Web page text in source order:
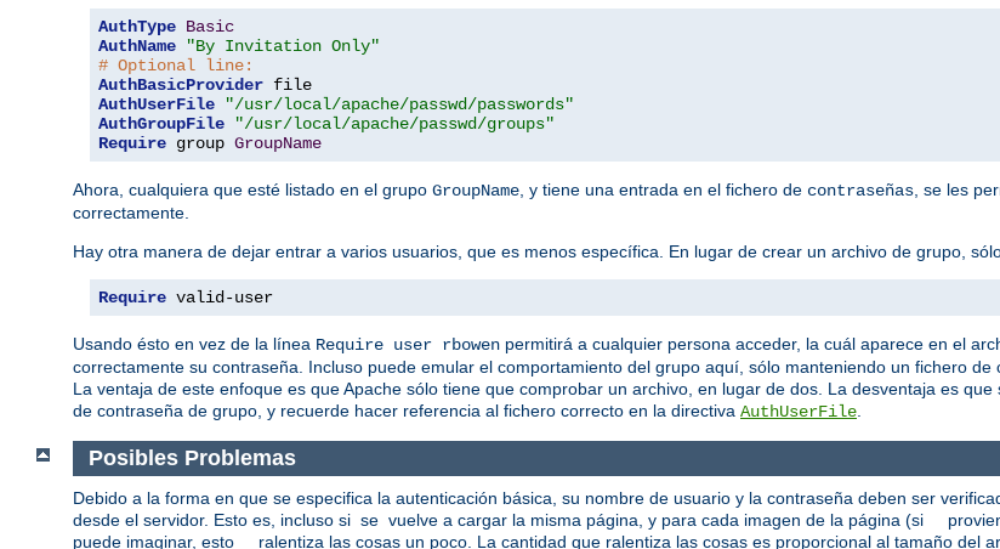
AuthType Basic
AuthName
"By Invitation Only"
# Optional line:
AuthBasicProvider
AuthUserFile
"/usr/local/apache/passwd/passwords"
AuthGroupFile
"/usr/local/apache/passwd/groups"
Require group GroupName
Ahora, cualquiera que esté listado en el grupo GroupName, y tiene una entrada en el fichero de contraseñas, se les
correctamente.
Hay otra manera de dejar entrar a varios usuarios, que es menos específica. En lugar de crear un archivo de grupo,
Require valid-user
Usando ésto en vez de la línea Require user rbowen permitirá a cualquier persona acceder, la cuál aparece en el
correctamente su contraseña. Incluso puede emular el comportamiento del grupo aquí, sólo manteniendo un fichero
La ventaja de este enfoque es que Apache sólo tiene que comprobar un archivo, en lugar de dos. La desventaja es
de contraseña de grupo, y recuerde hacer referencia al fichero correcto en la directiva AuthUserFile.
Posibles Problemas
Debido a la forma en que se especifica la autenticación básica, su nombre de usuario y la contraseña deben ser
desde el servidor. Esto es, incluso si se vuelve a cargar la misma página, y para cada imagen de la página (si
puede imaginar, esto ralentiza las cosas un poco. La cantidad que ralentiza las cosas es proporcional al tamaño del